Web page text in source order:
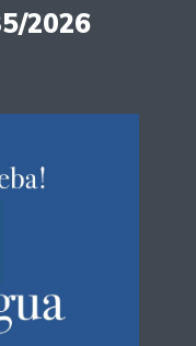
2026